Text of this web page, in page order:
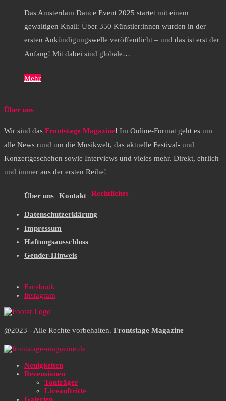
Das Amsterdam Dance Event 2025 startet mit einem
gewaltigen Knall: Über 350 Künstler:innen wurden in der
ersten Ankündigungswelle veröffentlicht – und das ist erst der
Anfang! Mit dabei sind globale…
Mehr
Über uns
Wir sind das Frontstage Magazine! Im Online-Format geht es um
alle News rund um die Musikwelt, das aktuelle Festival- und
Konzertgeschehen sowie Interviews und vieles mehr. Direkt, ehrlich
und immer aus der ersten Reihe!
Über uns Kontakt Rechtliches
Datenschutzerklärung
Impressum
Haftungsausschluss
Gender-Hinweis
Facebook
Instagram
@2023 - Alle Rechte vorbehalten. Frontstage Magazine
Neuigkeiten
Rezensionen
Tonträger
Liveauftritte